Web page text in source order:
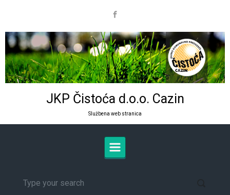
JKP Čistoća d.o.o. Cazin
Službena web stranica